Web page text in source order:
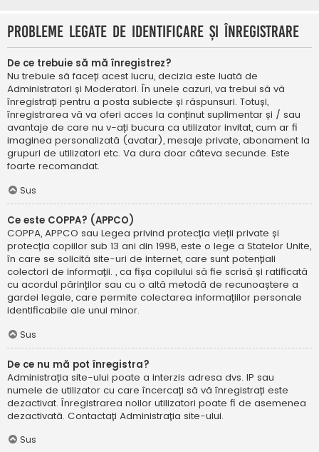
Probleme legate de identificare și înregistrare
De ce trebuie să mă înregistrez?
Nu trebuie să faceți acest lucru, decizia este luată de
Administratori și Moderatori. În unele cazuri, va trebui să vă
înregistrați pentru a posta subiecte și răspunsuri. Totuși,
înregistrarea vă va oferi acces la conținut suplimentar și / sau
avantaje de care nu v-ați bucura ca utilizator invitat, cum ar fi
imaginea personalizată (avatar), mesaje private, abonament la
grupuri de utilizatori etc. Va dura doar câteva secunde. Este
foarte recomandat.
Sus
Ce este COPPA? (APPCO)
COPPA, APPCO sau Legea privind protecția vieții private și
protecția copiilor sub 13 ani din 1998, este o lege a Statelor Unite,
în care se solicită site-uri de internet, care sunt potențiali
colectori de informații. , ca fișa copilului să fie scrisă și ratificată
cu acordul părinților sau cu o altă metodă de recunoaștere a
gardei legale, care permite colectarea informațiilor personale
identificabile ale unui minor.
Sus
De ce nu mă pot înregistra?
Administrația site-ului poate a interzis adresa dvs. IP sau
numele de utilizator cu care încercați să vă înregistrați este
dezactivat. Înregistrarea noilor utilizatori poate fi de asemenea
dezactivată. Contactați Administrația site-ului.
Sus